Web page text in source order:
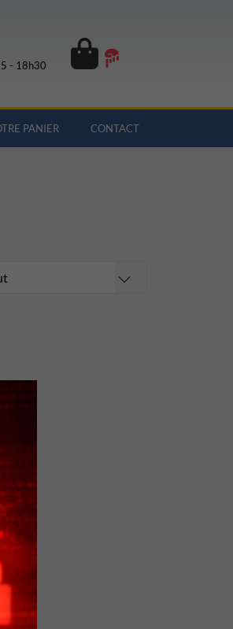
- 18h30
PANIER CONTACT